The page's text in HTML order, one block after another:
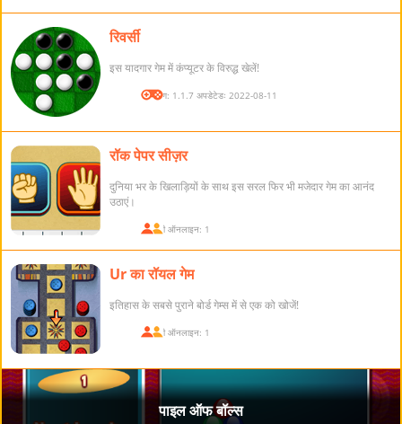
रिवर्सी
इस यादगार गेम में कंप्यूटर के विरुद्ध खेलें!
संस्करण: 1.1.7 अपडेटेडः 2022-08-11
रॉक पेपर सीज़र
दुनिया भर के खिलाड़ियों के साथ इस सरल फिर भी मजेदार गेम का आनंद
उठाएं।
खिलाड़ी ऑनलाइन: 1
Ur का रॉयल गेम
इतिहास के सबसे पुराने बोर्ड गेम्स में से एक को खोजें!
खिलाड़ी ऑनलाइन: 1